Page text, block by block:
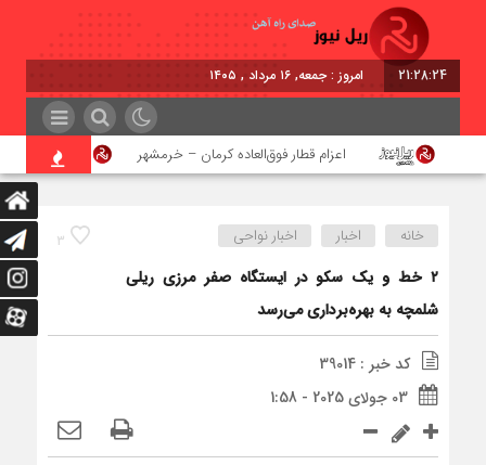
21:28:25 امروز : جمعه, ۱۶ مرداد , ۱۴۰۵
اعزام قطار فوق‌العاده کرمان – خرمشهر
3 خانه اخبار اخبار نواحی
۲ خط و یک سکو در ایستگاه صفر مرزی ریلی
شلمچه به بهره‌برداری می‌رسد
کد خبر : 39014
03 جولای 2025 - 1:58